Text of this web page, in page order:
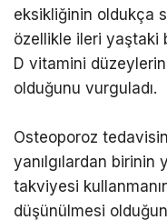
eksikliğinin oldukça
özellikle ileri yaştaki
D vitamini
olduğunu vurguladı.
Osteoporoz
yanılgılardan birinin
takviyesi
düşünülmesi